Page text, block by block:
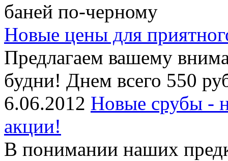
баней по-черному
Новые цены для
Предлагаем вашему
будни! Днем всего 550
6.06.2012 Новые срубы -
акции!
В понимании наших